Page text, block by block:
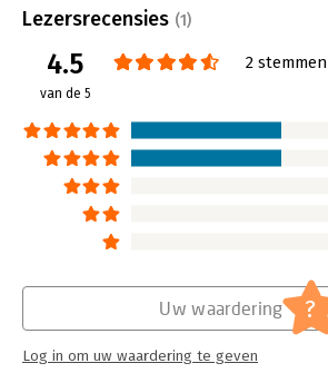
Belleghem daaraan toe te voegen?
Lezersrecensies (1)
4.5
van de 5
2 stemmen
Uw waardering ?
Log in om uw waardering te geven